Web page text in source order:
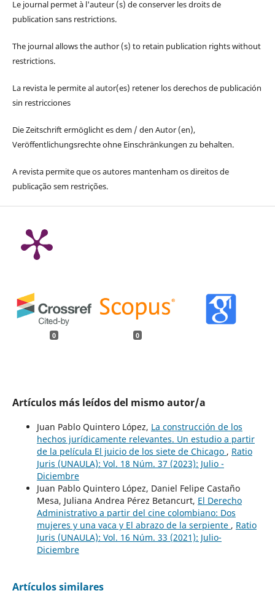
Le journal permet à l'auteur (s) de conserver les droits de
publication sans restrictions.
The journal allows the author (s) to retain publication rights without
restrictions.
La revista le permite al autor(es) retener los derechos de publicación
sin restricciones
Die Zeitschrift ermöglicht es dem / den Autor (en),
Veröffentlichungsrechte ohne Einschränkungen zu behalten.
A revista permite que os autores mantenham os direitos de
publicação sem restrições.
0 0
Artículos más leídos del mismo autor/a
Juan Pablo Quintero López, La construcción de los
hechos jurídicamente relevantes. Un estudio a partir
de la película El juicio de los siete de Chicago , Ratio
Juris (UNAULA): Vol. 18 Núm. 37 (2023): Julio -
Diciembre
Juan Pablo Quintero López, Daniel Felipe Castaño
Mesa, Juliana Andrea Pérez Betancurt, El Derecho
Administrativo a partir del cine colombiano: Dos
mujeres y una vaca y El abrazo de la serpiente , Ratio
Juris (UNAULA): Vol. 16 Núm. 33 (2021): Julio-
Diciembre
Artículos similares